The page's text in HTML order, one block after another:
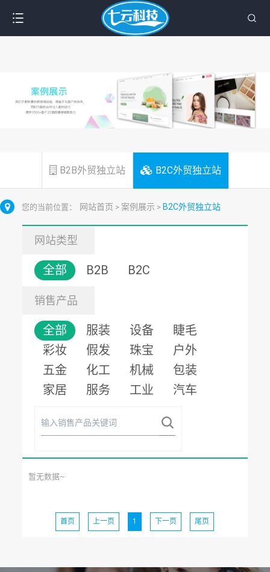
B2B外贸独立站 B2C外贸独立站
您的当前位置： 网站首页 > 案例展示 > B2C外贸独立站
网站类型
全部 B2B B2C
销售产品
全部 服装 设备
睫毛
彩妆
假发 珠宝
户外
五金
化工 机械
包装
家居
服务 工业 汽车
暂无数据~
首页 上一页 1 下一页 尾页